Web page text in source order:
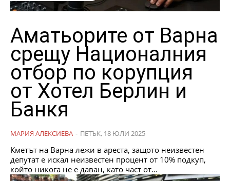
Аматьорите от Варна
срещу Националния
отбор по корупция
от Хотел Берлин и
Банкя
МАРИЯ АЛЕКСИЕВА - ПЕТЪК, 18 ЮЛИ 2025
Кметът на Варна лежи в ареста, защото неизвестен
депутат е искал неизвестен процент от 10% подкуп,
който никога не е даван, като част от...